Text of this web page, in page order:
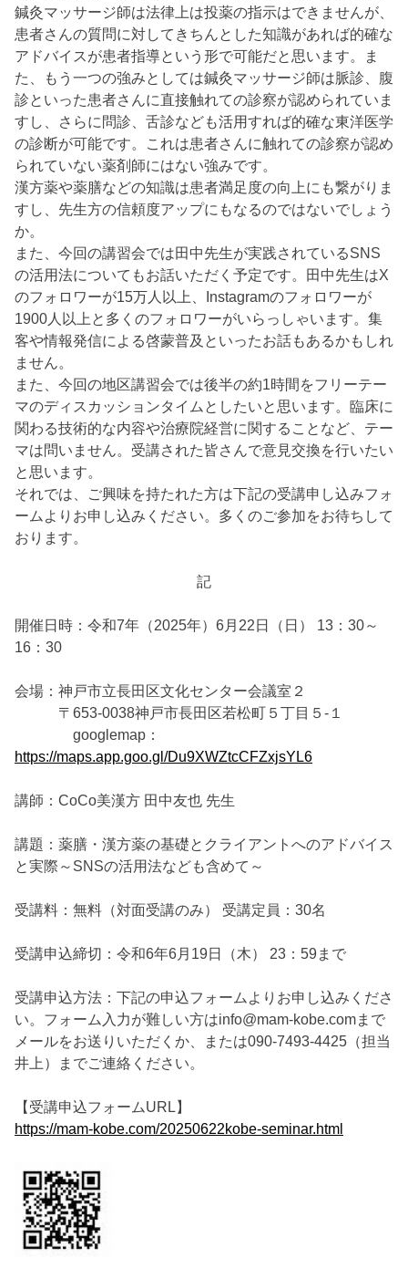
鍼灸マッサージ師は法律上は投薬の指示はできませんが、
患者さんの質問に対してきちんとした知識があれば的確な
アドバイスが患者指導という形で可能だと思います。ま
た、もう一つの強みとしては鍼灸マッサージ師は脈診、腹
診といった患者さんに直接触れての診察が認められていま
すし、さらに問診、舌診なども活用すれば的確な東洋医学
の診断が可能です。これは患者さんに触れての診察が認め
られていない薬剤師にはない強みです。
漢方薬や薬膳などの知識は患者満足度の向上にも繋がりま
すし、先生方の信頼度アップにもなるのではないでしょう
か。
また、今回の講習会では田中先生が実践されているSNS
の活用法についてもお話いただく予定です。田中先生はX
のフォロワーが15万人以上、Instagramのフォロワーが
1900人以上と多くのフォロワーがいらっしゃいます。集
客や情報発信による啓蒙普及といったお話もあるかもしれ
ません。
また、今回の地区講習会では後半の約1時間をフリーテー
マのディスカッションタイムとしたいと思います。臨床に
関わる技術的な内容や治療院経営に関することなど、テー
マは問いません。受講された皆さんで意見交換を行いたい
と思います。
それでは、ご興味を持たれた方は下記の受講申し込みフォ
ームよりお申し込みください。多くのご参加をお待ちして
おります。
記
開催日時：令和7年（2025年）6月22日（日） 13：30～
16：30
会場：神戸市立長田区文化センター会議室２
〒653-0038神戸市長田区若松町５丁目５-１
googlemap：
https://maps.app.goo.gl/Du9XWZtcCFZxjsYL6
講師：CoCo美漢方 田中友也 先生
講題：薬膳・漢方薬の基礎とクライアントへのアドバイス
と実際～SNSの活用法なども含めて～
受講料：無料（対面受講のみ） 受講定員：30名
受講申込締切：令和6年6月19日（木） 23：59まで
受講申込方法：下記の申込フォームよりお申し込みくださ
い。フォーム入力が難しい方はinfo@mam-kobe.comまで
メールをお送りいただくか、または090-7493-4425（担当
井上）までご連絡ください。
【受講申込フォームURL】
https://mam-kobe.com/20250622kobe-seminar.html